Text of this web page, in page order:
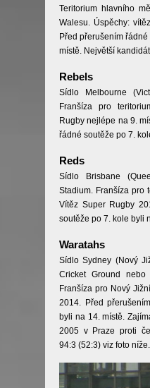
Teritorium hlavního
Walesu. Úspěchy:
Před přerušením řádné
místě. Největší
Rebels
Sídlo Melbourne
Franšíza pro
Rugby nejlépe na 9.
řádné soutěže po 7.
Reds
Sídlo Brisbane
Stadium. Franšíza pro
Vítěz Super Rugby
soutěže po 7. kole byli
Waratahs
Sídlo Sydney (Nový
Cricket Ground nebo
Franšíza pro Nový
2014. Před
byli na 14. místě.
2005 v Praze proti
94:3 (52:3) viz foto níže.